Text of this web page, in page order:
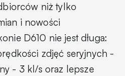
niż tylko
i nowości
D610 nie jest długa:
zdjęć seryjnych -
- 3 kl/s oraz lepsze